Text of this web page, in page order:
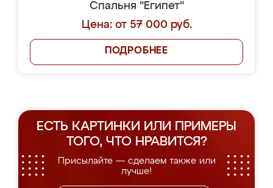
Спальня "Египет"
Цена: от 57 000 руб.
ПОДРОБНЕЕ
ЕСТЬ КАРТИНКИ ИЛИ ПРИМЕРЫ
ТОГО, ЧТО НРАВИТСЯ?
Присылайте — сделаем также или
лучше!